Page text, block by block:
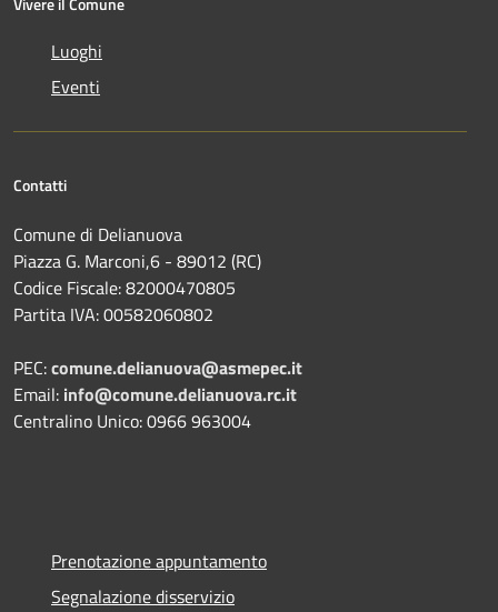
Luoghi
Eventi
Contatti
Comune di Delianuova
Piazza G. Marconi,6 - 89012 (RC)
Codice Fiscale: 82000470805
Partita IVA: 00582060802
PEC:comune.delianuova@asmepec.it
Email: info@comune.delianuova.rc.it
Centralino Unico: 0966 963004
Prenotazione appuntamento
Segnalazione disservizio